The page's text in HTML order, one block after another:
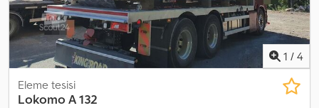
hazır. Çalışma saati: 1100 Net ağırlık: 19250 Kw: 98,1 CE: Evet Model:
S80 eleme tesisi, Svedala Arbrå konik kırıcı ve dizel jeneratör ile =
Ek Bilgiler = CE Sertifikası: evet Seri numarası: 7xxxx Daha fazla
bilgi için lütfen ATS Norway ile iletişime geçin.
1 / 4
Eleme tesisi
LokomoA 132